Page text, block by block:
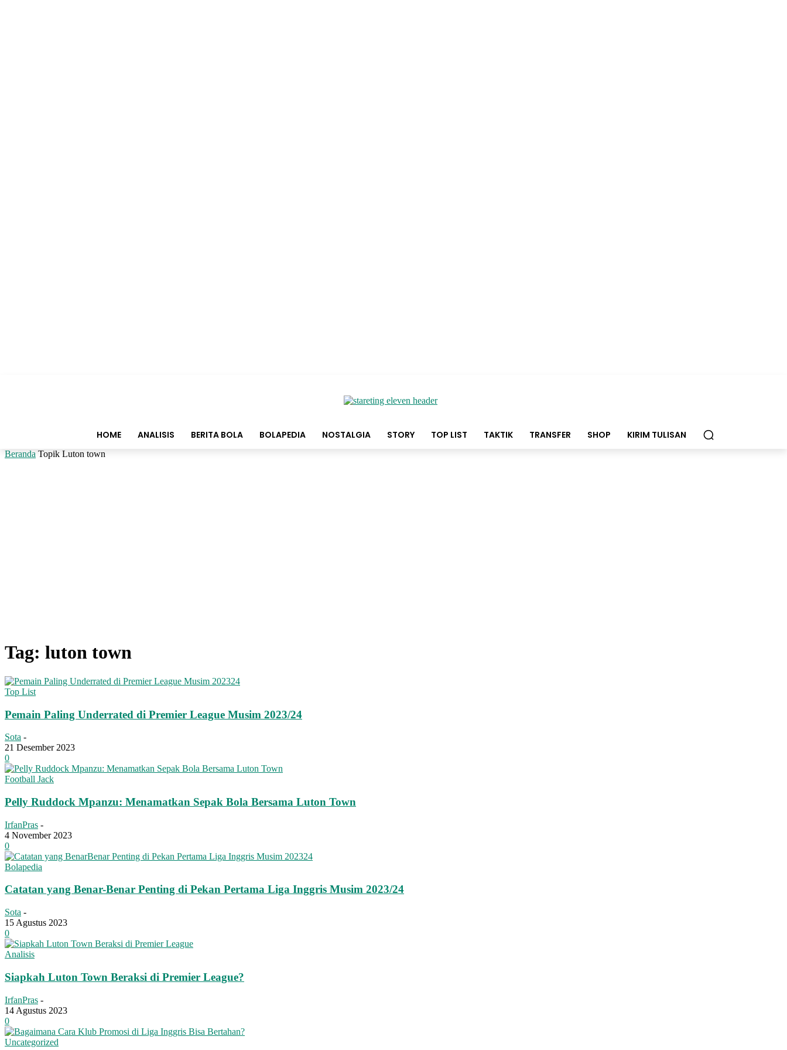
HOME ANALISIS BERITA BOLA BOLAPEDIA NOSTALGIA STORY TOP LIST TAKTIK TRANSFER SHOP KIRIM TULISAN
Beranda Topik Luton town
Tag: luton town
Top List
Pemain Paling Underrated di Premier League Musim 2023/24
Sota -
21 Desember 2023
0
Football Jack
Pelly Ruddock Mpanzu: Menamatkan Sepak Bola Bersama Luton Town
IrfanPras -
4 November 2023
0
Bolapedia
Catatan yang Benar-Benar Penting di Pekan Pertama Liga Inggris Musim 2023/24
Sota -
15 Agustus 2023
0
Analisis
Siapkah Luton Town Beraksi di Premier League?
IrfanPras -
14 Agustus 2023
0
Uncategorized